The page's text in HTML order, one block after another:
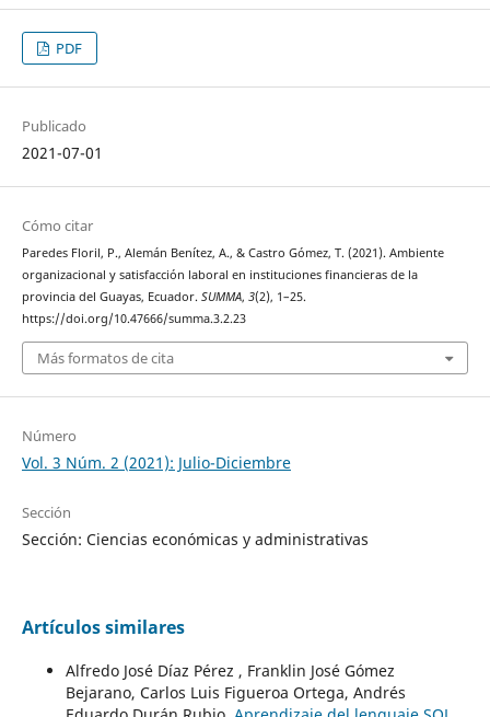
PDF
Publicado
2021-07-01
Cómo citar
Paredes Floril, P., Alemán Benítez, A., & Castro Gómez, T. (2021). Ambiente
organizacional y satisfacción laboral en instituciones financieras de la
provincia del Guayas, Ecuador. SUMMA, 3(2), 1–25.
https://doi.org/10.47666/summa.3.2.23
Más formatos de cita
Número
Vol. 3 Núm. 2 (2021): Julio-Diciembre
Sección
Sección: Ciencias económicas y administrativas
Artículos similares
Alfredo José Díaz Pérez , Franklin José Gómez
Bejarano, Carlos Luis Figueroa Ortega, Andrés